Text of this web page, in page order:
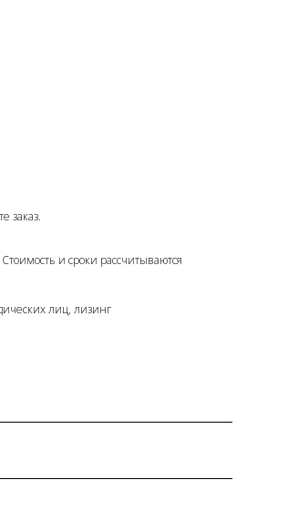
заказ.
и сроки рассчитываются
лиц, лизинг